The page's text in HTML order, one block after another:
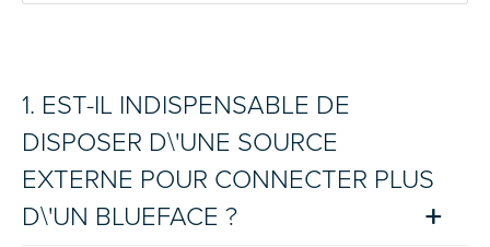
1. EST-IL INDISPENSABLE DE
DISPOSER D\'UNE SOURCE
EXTERNE POUR CONNECTER PLUS
D\'UN BLUEFACE ?